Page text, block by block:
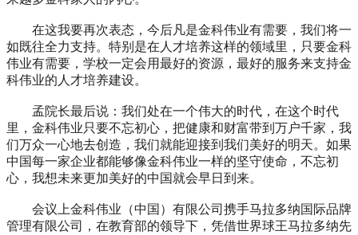
在这我要再次表态，今后凡是金科伟业有需要，我们将一
如既往全力支持。特别是在人才培养这样的领域里，只要金科
伟业有需要，学校一定会用最好的资源，最好的服务来支持金
科伟业的人才培养建设。
孟院长最后说：我们处在一个伟大的时代，在这个时代
里，金科伟业只要不忘初心，把健康和财富带到万户千家，我
们万众一心地去创造，我们就能迎接到我们美好的明天。如果
中国每一家企业都能够像金科伟业一样的坚守使命，不忘初
心，我想未来更加美好的中国就会早日到来。
会议上金科伟业（中国）有限公司携手马拉多纳国际品牌
管理有限公司，在教育部的领导下，凭借世界球王马拉多纳先